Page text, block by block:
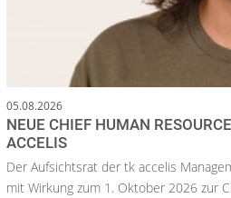
05.08.2026
NEUE CHIEF HUMAN
ACCELIS
Der Aufsichtsrat der tk accelis
mit Wirkung zum 1. Oktober 2026 zur